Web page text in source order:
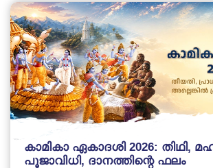
കാമികാ ഏകാദശി 2026: തിഥി,
പൂജാവിധി, ദാനത്തിന്റെ ഫലം